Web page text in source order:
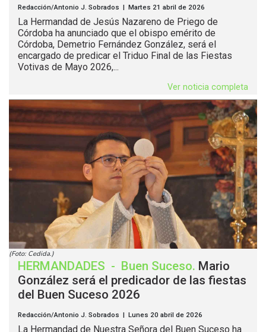
Redacción/Antonio J. Sobrados | Martes 21 abril de 2026
La Hermandad de Jesús Nazareno de Priego de
Córdoba ha anunciado que el obispo emérito de
Córdoba, Demetrio Fernández González, será el
encargado de predicar el Triduo Final de las Fiestas
Votivas de Mayo 2026,...
Ver noticia completa
(Foto: Cedida.)
HERMANDADES - Buen Suceso. Mario
González será el predicador de las fiestas
del Buen Suceso 2026
Redacción/Antonio J. Sobrados | Lunes 20 abril de 2026
La Hermandad de Nuestra Señora del Buen Suceso ha